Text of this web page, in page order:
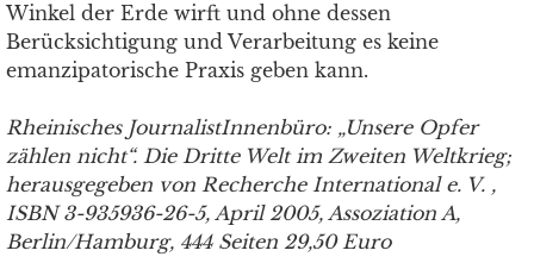
Winkel der Erde wirft und ohne dessen
Berücksichtigung und Verarbeitung es keine
emanzipatorische Praxis geben kann.
Rheinisches JournalistInnenbüro: „Unsere Opfer
zählen nicht“. Die Dritte Welt im Zweiten Weltkrieg;
herausgegeben von Recherche International e. V. ,
ISBN 3-935936-26-5, April 2005, Assoziation A,
Berlin/Hamburg, 444 Seiten 29,50 Euro